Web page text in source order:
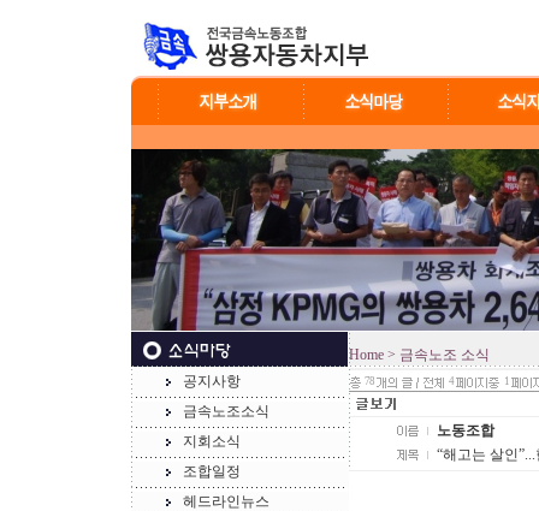
공지사항
금속노조소식
지회소식
조합일정
헤드라인뉴스
Home > 금속노조 소식
78 4 1
노동조합
“해고는 살인